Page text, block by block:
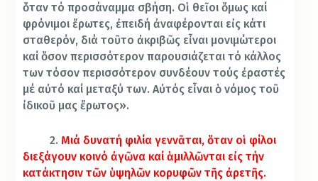
ὅταν τό προσάναμμα σβήση. Οἱ θεῖοι ὅμως καί
φρόνιμοι ἔρωτες, ἐπειδή ἀναφέρονται εἰς κάτι
σταθερόν, διά τοῦτο ἀκριβῶς εἶναι μονιμώτεροι
καί ὅσον περισσότερον παρουσιάζεται τό κάλλος
των τόσον περισσότερον συνδέουν τούς ἐραστές
μέ αὐτό καί μεταξύ των. Αὐτός εἶναι ὁ νόμος τοῦ
ἰδικοῦ μας ἔρωτος».
2. Μιά δυνατή φιλία γεννᾶται, ὅταν οἱ φίλοι
διεξάγουν κοινό ἀγῶνα καί ἁμιλλῶνται εἰς τήν
κατάκτησιν τῶν ὑψηλῶν κορυφῶν τῆς ἀρετῆς.